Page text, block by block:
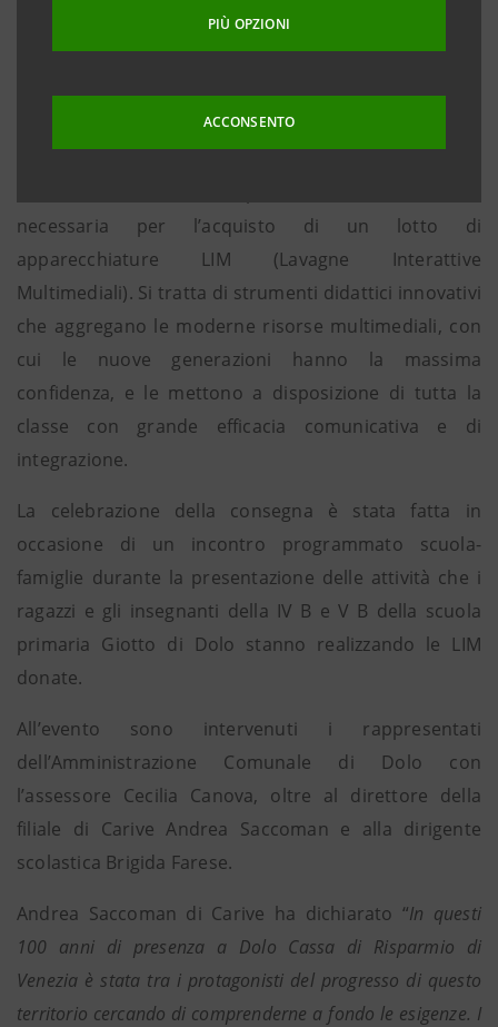
PIÙ OPZIONI
ACCONSENTO
. Cassa di Risparmio di Venezia in
occasione dei 100 anni dell’apertura della filiale di
Dolo ha deliberato di sostenere un’iniziativa
importante per il territorio segnalata dal Sindaco e
necessaria per l’acquisto di un lotto di
apparecchiature LIM (Lavagne Interattive
Multimediali). Si tratta di strumenti didattici innovativi
che aggregano le moderne risorse multimediali, con
cui le nuove generazioni hanno la massima
confidenza, e le mettono a disposizione di tutta la
classe con grande efficacia comunicativa e di
integrazione.
La celebrazione della consegna è stata fatta in
occasione di un incontro programmato scuola-
famiglie durante la presentazione delle attività che i
ragazzi e gli insegnanti della IV B e V B della scuola
primaria Giotto di Dolo stanno realizzando le LIM
donate.
All’evento sono intervenuti i rappresentati
dell’Amministrazione Comunale di Dolo con
l’assessore Cecilia Canova, oltre al direttore della
filiale di Carive Andrea Saccoman e alla dirigente
scolastica Brigida Farese.
Andrea Saccoman di Carive ha dichiarato “In questi
100 anni di presenza a Dolo Cassa di Risparmio di
Venezia è stata tra i protagonisti del progresso di questo
territorio cercando di comprenderne a fondo le esigenze. I